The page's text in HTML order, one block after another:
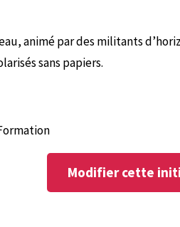
animé par des militants
sans papiers.
Modifier cette